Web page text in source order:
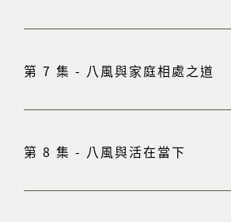
第 7 集 - 八風與家庭相處之道
第 8 集 - 八風與活在當下